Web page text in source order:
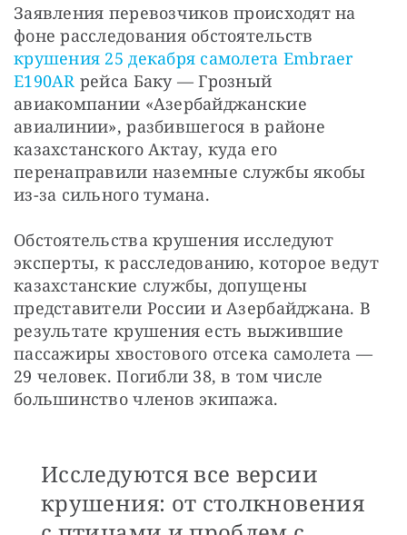
Заявления перевозчиков происходят на
крушения 25 декабря самолета Embraer
E190AR рейса Баку — Грозный
авиакомпании «Азербайджанские
авиалинии», разбившегося в районе
казахстанского Актау, куда его
перенаправили наземные службы якобы
из-за сильного тумана.
Обстоятельства крушения исследуют
эксперты, к расследованию, которое ведут
казахстанские службы, допущены
представители России и Азербайджана. В
результате крушения есть выжившие
пассажиры хвостового отсека самолета —
29 человек. Погибли 38, в том числе
большинство членов экипажа.
Исследуются все версии
крушения: от столкновения